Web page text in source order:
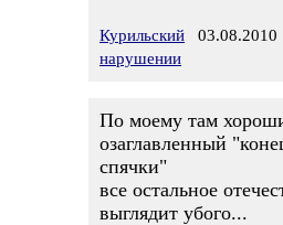
Курильский 03.08.2010
нарушении
По моему там
озаглавленный
спячки"
все остальное
выглядит убого...